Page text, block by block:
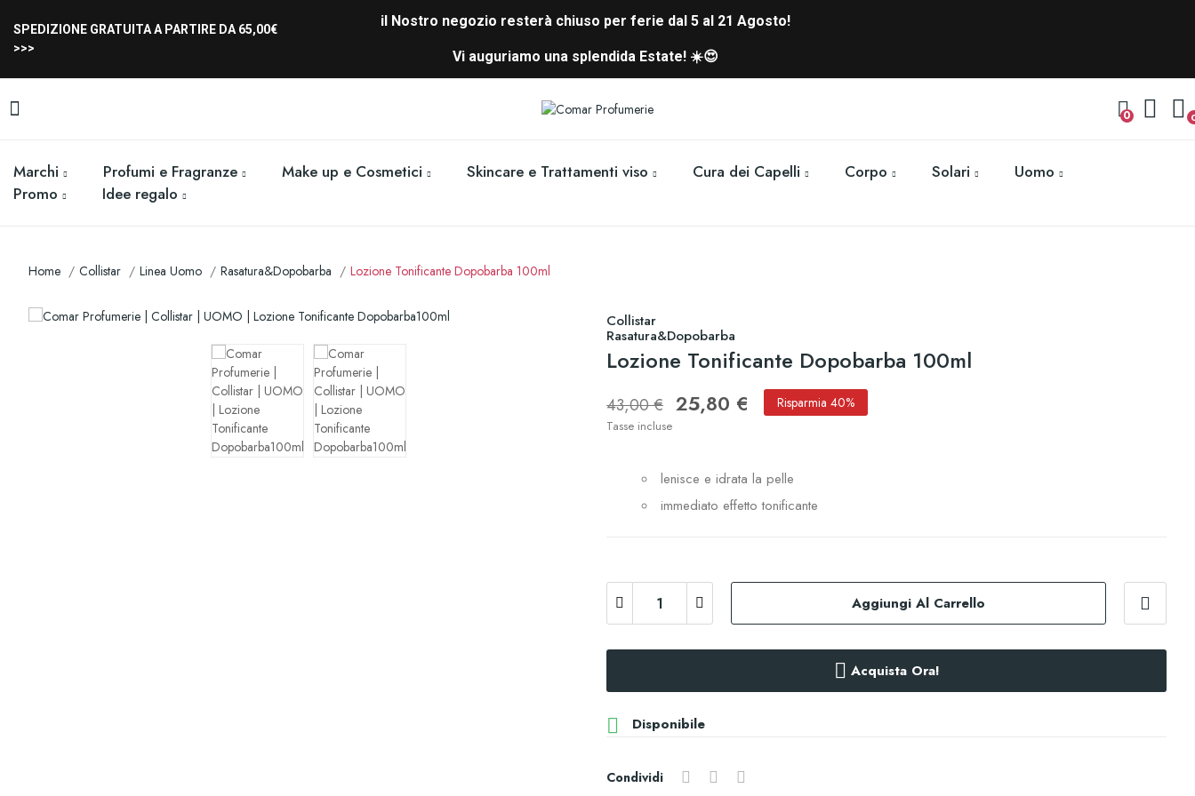
SPEDIZIONE GRATUITA A PARTIRE DA 65,00€
>>>
il Nostro negozio resterà chiuso per ferie dal 5 al 21 Agosto!
Vi auguriamo una splendida Estate! ☀️😍
0
Marchi Profumi e Fragranze Make up e Cosmetici Skincare e Trattamenti viso Cura dei Capelli Corpo Solari
Uomo
Promo
Idee regalo
Home Collistar Linea Uomo Rasatura&Dopobarba Lozione Tonificante Dopobarba 100ml
Collistar
Rasatura&Dopobarba
Lozione Tonificante Dopobarba 100ml
43,00 € 25,80 € Risparmia 40%
Tasse incluse
lenisce e idrata la pelle
immediato effetto tonificante
Aggiungi Al Carrello
Acquista Ora!
 Disponibile
Condividi